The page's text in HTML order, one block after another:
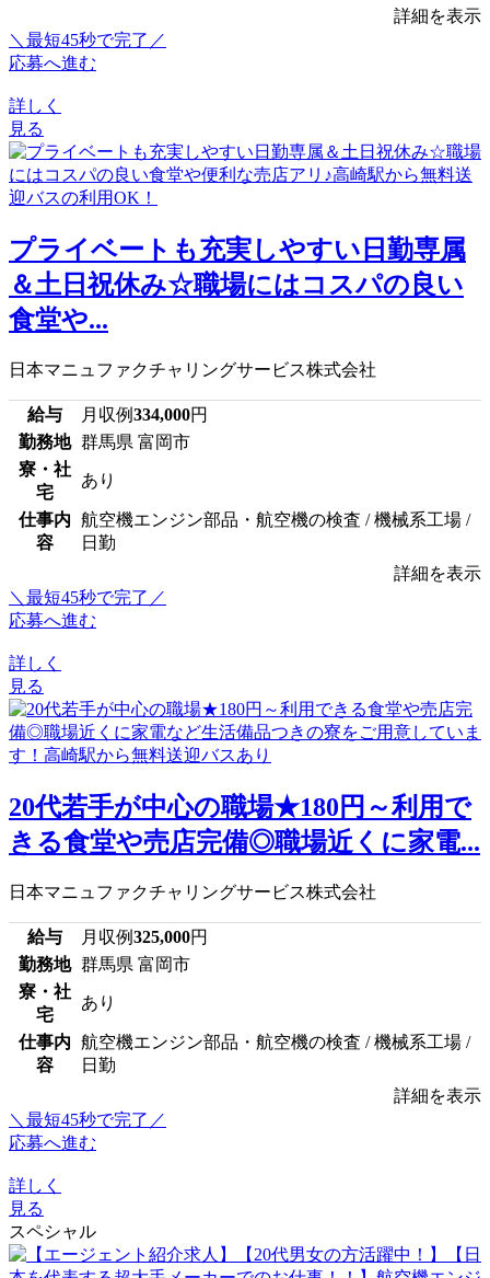
詳細を表示
＼最短45秒で完了／
応募へ進む
詳しく
見る
プライベートも充実しやすい日勤専属
＆土日祝休み☆職場にはコスパの良い
食堂や...
日本マニュファクチャリングサービス株式会社
給与 月収例334,000円
勤務地 群馬県 富岡市
寮・社
宅
あり
仕事内
容
航空機エンジン部品・航空機の検査 / 機械系工場 /
日勤
詳細を表示
＼最短45秒で完了／
応募へ進む
詳しく
見る
20代若手が中心の職場★180円～利用で
きる食堂や売店完備◎職場近くに家電...
日本マニュファクチャリングサービス株式会社
給与 月収例325,000円
勤務地 群馬県 富岡市
寮・社
宅
あり
仕事内
容
航空機エンジン部品・航空機の検査 / 機械系工場 /
日勤
詳細を表示
＼最短45秒で完了／
応募へ進む
詳しく
見る
スペシャル